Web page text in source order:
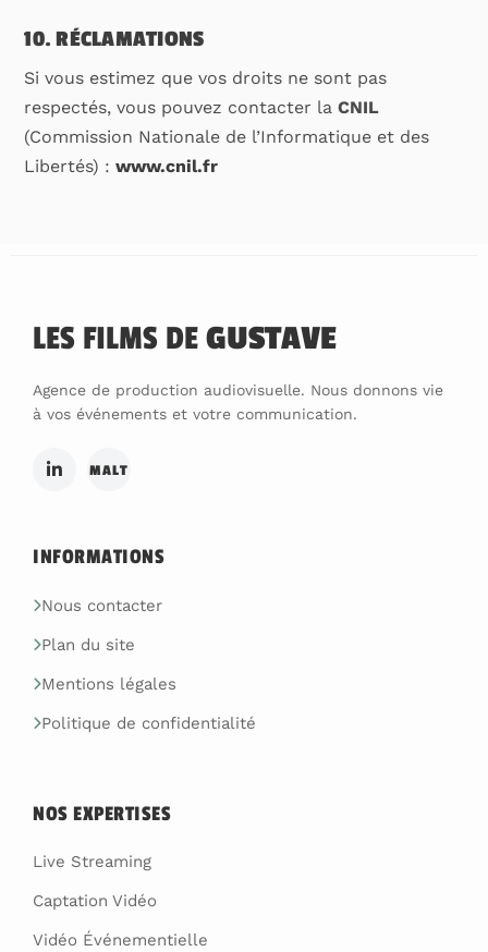
10. RÉCLAMATIONS
Si vous estimez que vos droits ne sont pas
respectés, vous pouvez contacter laCNIL
(Commission Nationale de l’Informatique et des
Libertés) :www.cnil.fr
LES FILMS DEGUSTAVE
Agence de production audiovisuelle. Nous donnons vie
à vos événements et votre communication.
MALT
INFORMATIONS
Nous contacter
Plan du site
Mentions légales
Politique de confidentialité
NOS EXPERTISES
Live Streaming
Captation Vidéo
Vidéo Événementielle